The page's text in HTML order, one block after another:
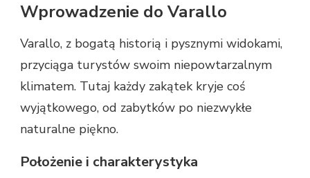
Wprowadzenie do Varallo
Varallo, z bogatą historią i pysznymi widokami,
przyciąga turystów swoim niepowtarzalnym
klimatem. Tutaj każdy zakątek kryje coś
wyjątkowego, od zabytków po niezwykłe
naturalne piękno.
Położenie i charakterystyka